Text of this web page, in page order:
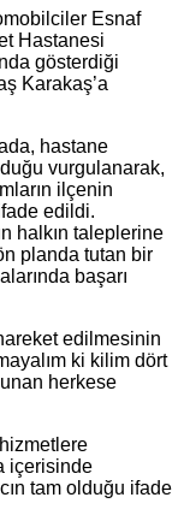
Esnaf
Hastanesi
gösterdiği
Karakaş’a
hastane
vurgulanarak,
ilçenin
edildi.
halkın taleplerine
planda tutan bir
başarı
edilmesinin
ki kilim dört
herkese
içerisinde
tam olduğu ifade